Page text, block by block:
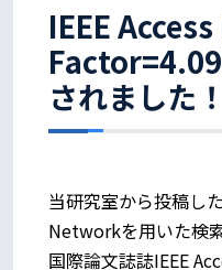
IEEE
されました！
当研究室から投稿し
Networkを用いた検
国際論文誌誌IEEE